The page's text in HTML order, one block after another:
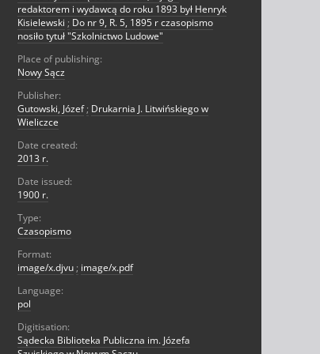
redaktorem i wydawcą do roku 1893 był Henryk
Kisielewski ; Do nr 9, R. 5, 1895 r czasopismo
nosiło tytuł "Szkolnictwo Ludowe"
Place of publishing:
Nowy Sącz
Publisher:
Gutowski, Józef ; Drukarnia J. Litwińskiego w
Wieliczce
Date created:
2013 r.
Date issued:
1900 r.
Type:
Czasopismo
Format:
image/x.djvu ; image/x.pdf
Language:
pol
Digitisation:
Sądecka Biblioteka Publiczna im. Józefa